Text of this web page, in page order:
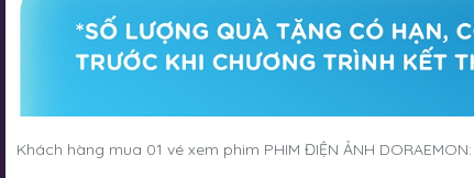
Khách hàng mua 01 vé xem phim PHIM ĐIỆN ẢNH